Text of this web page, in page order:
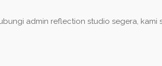
admin reflection studio segera,